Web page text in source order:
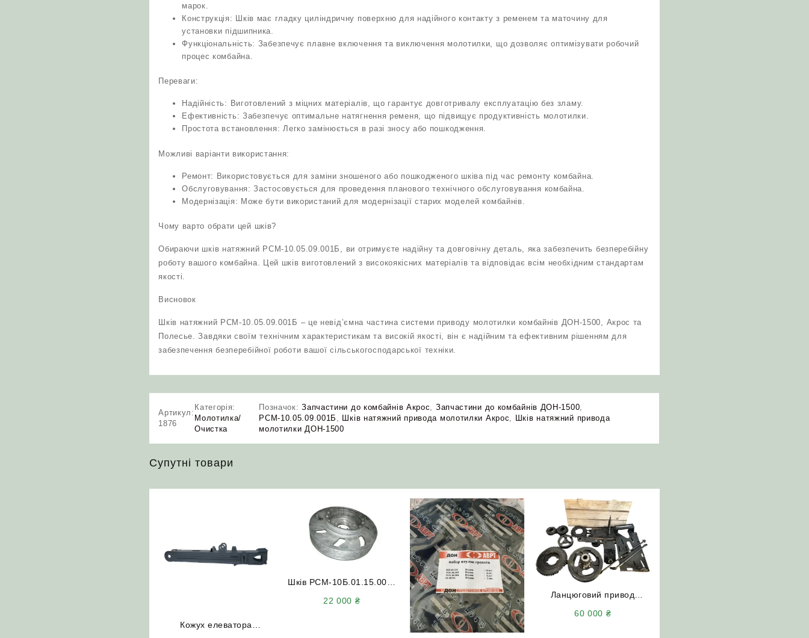
марок.
Конструкція: Шків має гладку циліндричну поверхню для надійного контакту з ременем та маточину для
установки підшипника.
Функціональність: Забезпечує плавне включення та виключення молотилки, що дозволяє оптимізувати робочий
процес комбайна.
Переваги:
Надійність: Виготовлений з міцних матеріалів, що гарантує довготривалу експлуатацію без зламу.
Ефективність: Забезпечує оптимальне натягнення ременя, що підвищує продуктивність молотилки.
Простота встановлення: Легко замінюється в разі зносу або пошкодження.
Можливі варіанти використання:
Ремонт: Використовується для заміни зношеного або пошкодженого шківа під час ремонту комбайна.
Обслуговування: Застосовується для проведення планового технічного обслуговування комбайна.
Модернізація: Може бути використаний для модернізації старих моделей комбайнів.
Чому варто обрати цей шків?
Обираючи шків натяжний РСМ-10.05.09.001Б, ви отримуєте надійну та довговічну деталь, яка забезпечить безперебійну
роботу вашого комбайна. Цей шків виготовлений з високоякісних матеріалів та відповідає всім необхідним стандартам
якості.
Висновок
Шків натяжний РСМ-10.05.09.001Б – це невід’ємна частина системи приводу молотилки комбайнів ДОН-1500, Акрос та
Полесье. Завдяки своїм технічним характеристикам та високій якості, він є надійним та ефективним рішенням для
забезпечення безперебійної роботи вашої сільськогосподарської техніки.
Артикул:
1876
Категорія:
Молотилка/
Очистка
Позначок:Запчастини до комбайнів Акрос, Запчастини до комбайнів ДОН-1500,
РСМ-10.05.09.001Б , Шків натяжний привода молотилки Акрос, Шків натяжний привода
молотилки ДОН-1500
Супутні товари
Кожух елеватора
Шків РСМ-10Б.01.15.008-
22 000 ₴
Ланцюговий привод
60 000 ₴